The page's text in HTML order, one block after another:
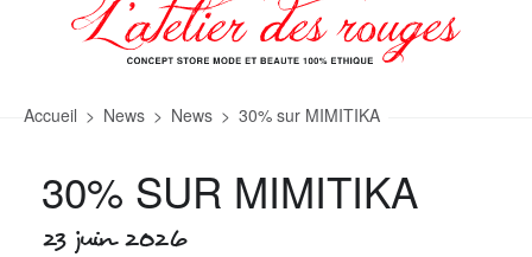
Accueil > News > News > 30% sur MIMITIKA
30% SUR MIMITIKA
23 juin 2026